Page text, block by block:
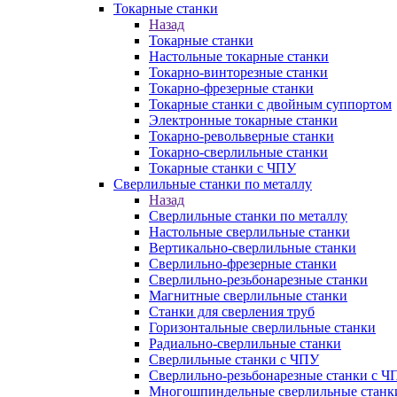
Токарные станки
Назад
Токарные станки
Настольные токарные станки
Токарно-винторезные станки
Токарно-фрезерные станки
Токарные станки с двойным суппортом
Электронные токарные станки
Токарно-револьверные станки
Токарно-сверлильные станки
Токарные станки с ЧПУ
Сверлильные станки по металлу
Назад
Сверлильные станки по металлу
Настольные сверлильные станки
Вертикально-сверлильные станки
Сверлильно-фрезерные станки
Сверлильно-резьбонарезные станки
Магнитные сверлильные станки
Станки для сверления труб
Горизонтальные сверлильные станки
Радиально-сверлильные станки
Сверлильные станки с ЧПУ
Сверлильно-резьбонарезные станки с
Многошпиндельные сверлильные